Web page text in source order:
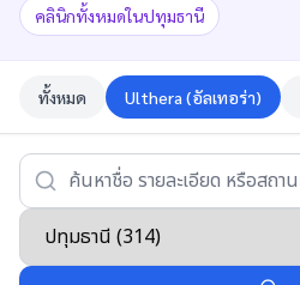
คลินิกทั้งหมดในปทุมธานี
ทั้งหมด Ulthera (อัลเทอร่า)